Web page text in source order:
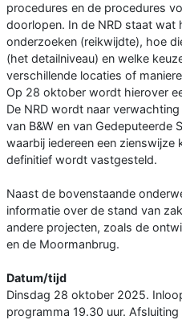
procedures en de procedures
doorlopen. In de NRD staat wat
onderzoeken (reikwijdte), hoe
(het detailniveau) en welke
verschillende locaties of
Op 28 oktober wordt hierover
De NRD wordt naar
van B&W en van Gedeputeerde
waarbij iedereen een zienswijze
definitief wordt vastgesteld.
Naast de bovenstaande
informatie over de stand van
andere projecten, zoals de
en de Moormanbrug.
Datum/tijd
Dinsdag 28 oktober 2025.
programma 19.30 uur. Afsluiting